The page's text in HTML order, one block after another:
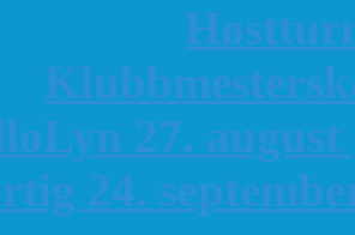
K
27. august
24.